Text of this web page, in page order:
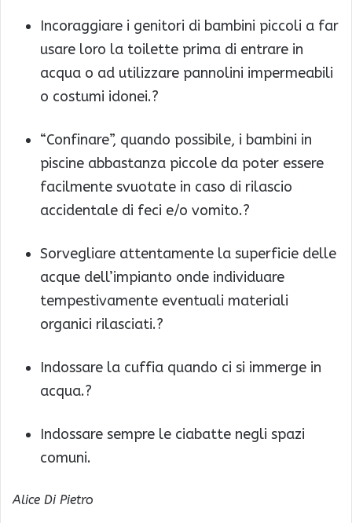
Incoraggiare i genitori di bambini piccoli a far
usare loro la toilette prima di entrare in
acqua o ad utilizzare pannolini impermeabili
o costumi idonei.?
“Confinare”, quando possibile, i bambini in
piscine abbastanza piccole da poter essere
facilmente svuotate in caso di rilascio
accidentale di feci e/o vomito.?
Sorvegliare attentamente la superficie delle
acque dell’impianto onde individuare
tempestivamente eventuali materiali
organici rilasciati.?
Indossare la cuffia quando ci si immerge in
acqua.?
Indossare sempre le ciabatte negli spazi
comuni.
Alice Di Pietro